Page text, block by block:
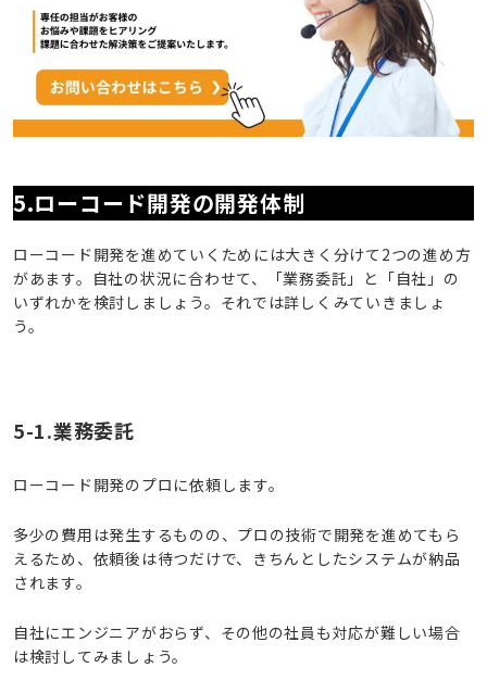
5.ローコード開発の開発体制
ローコード開発を進めていくためには大きく分けて2つの進め方
があます。自社の状況に合わせて、「業務委託」と「自社」の
いずれかを検討しましょう。それでは詳しくみていきましょ
う。
5-1.業務委託
ローコード開発のプロに依頼します。
多少の費用は発生するものの、プロの技術で開発を進めてもら
えるため、依頼後は待つだけで、きちんとしたシステムが納品
されます。
自社にエンジニアがおらず、その他の社員も対応が難しい場合
は検討してみましょう。